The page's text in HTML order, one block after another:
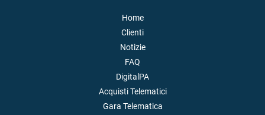
Home
Clienti
Notizie
FAQ
DigitalPA
Acquisti Telematici
Gara Telematica